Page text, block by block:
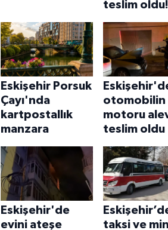
teslim oldu!
Eskişehir Porsuk
Çayı'nda
kartpostallık
manzara
otomobilin
motoru
teslim oldu
Eskişehir'de
evini ateşe
taksi ve